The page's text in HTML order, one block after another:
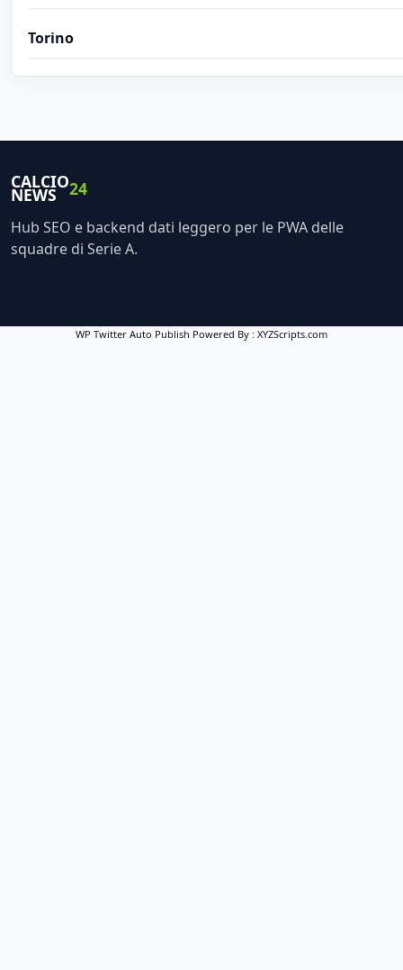
Torino
CALCIO
NEWS 24
Hub SEO e backend dati leggero per le PWA delle
squadre di Serie A.
WP Twitter Auto Publish Powered By : XYZScripts.com